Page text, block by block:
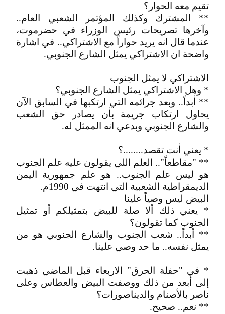
تقيم معه الحوار؟
** المشترك وكذلك المؤتمر الشعبي العام..
وآخرها تصريحات رئيس الوزراء في حضرموت،
عندما قال انه يريد حواراً مع الاشتراكي.. في اشارة
واضحة ان الاشتراكي يمثل الشارع الجنوبي.
الاشتراكي لا يمثل الجنوب
* وهل الاشتراكي يمثل الشارع الجنوبي؟
** أبداً.. وبعد جرائمه التي ارتكبها في السابق الآن
يحاول ارتكاب جريمة بأن يصادر حق الشعب
والشارع الجنوبي وبدعي انه الممثل له.
* يعني أنت تقصد........؟
** "مقاطعاً".. العلم اللي يقولون عليه علم الجنوب
هو ليس علم الجنوب.. هو علم جمهورية اليمن
الديمقراطية الشعبية التي انتهت في 1990م.
البيض ليس وصياً علينا
* يعني ذلك ألا صلة للبيض بتمثيلكم أو تمثيل
الجنوب كما تقولون؟
** أبداً.. شعب الجنوب والشارع الجنوبي هو من
يمثل نفسه.. ما حد وصي علينا.
* في "حفلة الحرق" الاربعاء قبل الماضي ذهبت
إلى أبعد من ذلك ووصفت البيض والعطاس وعلى
ناصر بالأصنام والديناصورات؟
** نعم.. صحيح.